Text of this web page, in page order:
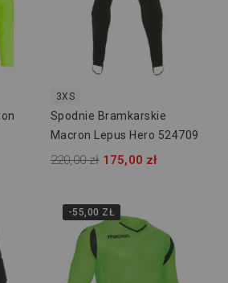
3XS
Spodnie Bramkarskie
Macron Lepus Hero 524709
220,00 zł 175,00 zł
-55,00 ZŁ